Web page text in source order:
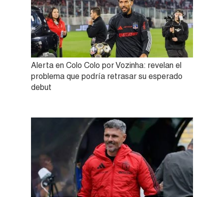
Alerta en Colo Colo por Vozinha: revelan el
problema que podría retrasar su esperado
debut